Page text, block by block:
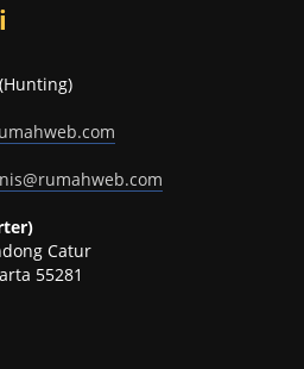
(Hunting)
Catur
55281